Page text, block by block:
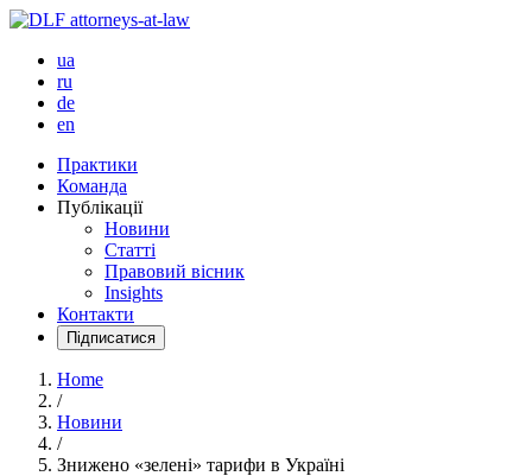
ua
ru
de
en
Практики
Команда
Публікації
Новини
Статті
Правовий вісник
Insights
Контакти
Підписатися
Home
/
Новини
/
Знижено «зелені» тарифи в Україні